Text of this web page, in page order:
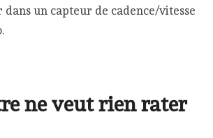
un capteur de cadence/vitesse
ne veut rien rater